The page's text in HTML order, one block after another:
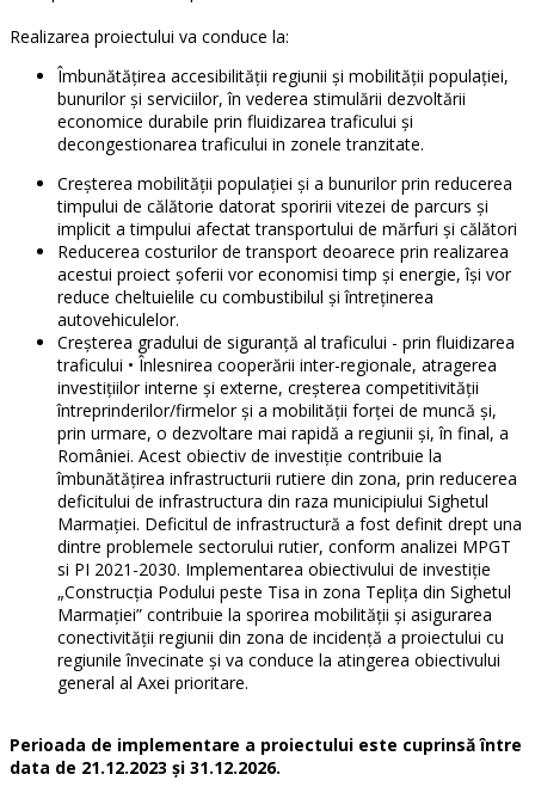
Realizarea proiectului va conduce la:
Îmbunătățirea accesibilității regiunii și mobilității populației,
bunurilor și serviciilor, în vederea stimulării dezvoltării
economice durabile prin fluidizarea traficului și
decongestionarea traficului in zonele tranzitate.
Creșterea mobilității populației și a bunurilor prin reducerea
timpului de călătorie datorat sporirii vitezei de parcurs și
implicit a timpului afectat transportului de mărfuri și călători
Reducerea costurilor de transport deoarece prin realizarea
acestui proiect șoferii vor economisi timp și energie, își vor
reduce cheltuielile cu combustibilul și întreținerea
autovehiculelor.
Creșterea gradului de siguranță al traficului - prin fluidizarea
traficului • Înlesnirea cooperării inter-regionale, atragerea
investițiilor interne și externe, creșterea competitivității
întreprinderilor/firmelor și a mobilității forței de muncă și,
prin urmare, o dezvoltare mai rapidă a regiunii și, în final, a
României. Acest obiectiv de investiție contribuie la
îmbunătățirea infrastructurii rutiere din zona, prin reducerea
deficitului de infrastructura din raza municipiului Sighetul
Marmației. Deficitul de infrastructură a fost definit drept una
dintre problemele sectorului rutier, conform analizei MPGT
si PI 2021-2030. Implementarea obiectivului de investiție
„Construcția Podului peste Tisa in zona Teplița din Sighetul
Marmației” contribuie la sporirea mobilității și asigurarea
conectivității regiunii din zona de incidență a proiectului cu
regiunile învecinate și va conduce la atingerea obiectivului
general al Axei prioritare.
Perioada de implementare a proiectului este cuprinsă între
data de 21.12.2023 și 31.12.2026.